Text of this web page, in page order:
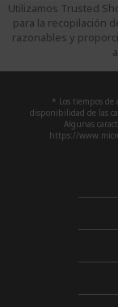
Utilizamos Trusted
para la recopilación
razonables y
* Los tiempos
disponibilidad de las
Algunas
https://